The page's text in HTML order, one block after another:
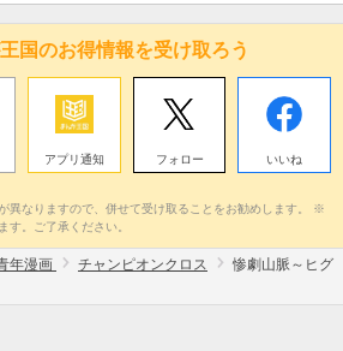
国のお得情報を受け取ろう
アプリ通知 フォロー いいね
異なりますので、併せて受け取ることをお勧めします。 ※
す。ご了承ください。
年漫画 チャンピオンクロス
惨劇山脈～ヒグ